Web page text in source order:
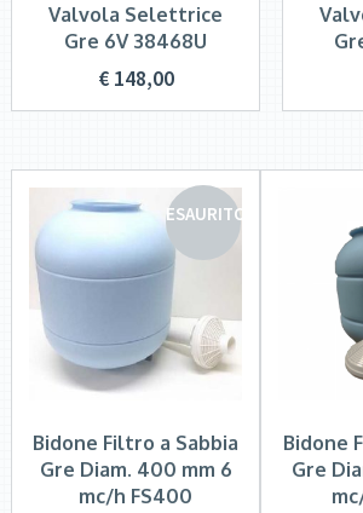
Valvola Selettrice
Gre 6V 38468U
€148,00
ESAURITO
Bidone Filtro a Sabbia
Gre Diam. 400 mm 6
mc/h FS400
Bidone
Gre